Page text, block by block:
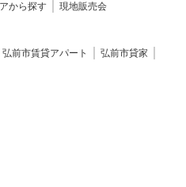
から探す 現地販売会
弘前市賃貸アパート
弘前市貸家